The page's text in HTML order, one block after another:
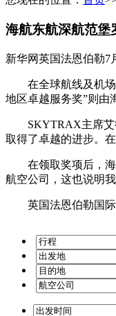
海航东航深航范
新华网英国法恩伯勒7
在全球航线及机场评
地区卓越服务奖”则由
SKYTRAX主席艾德
取得了卓越的进步。
在领取奖项后，海
航空公司，这也说明
英国法恩伯勒国际